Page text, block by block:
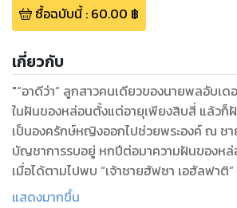
ซื้อฉบับนี้: 60.00 ฿
เกี่ยวกับ
"“อาดีว่า” ลูกสาวคนเดียวของนายพลอับเด
ในฝันของหล่อนตั้งแต่อายุเพียงสิบสี่ แล้วก็
เป็นองครักษ์หญิงออกไปช่วยพระองค์ ณ ช
บัญชาการรบอยู่ หกปีต่อมาความฝันของหล่
เมื่อได้ตามไปพบ “เจ้าชายฮัฟซา เอฮัลฟาติ”
ดีว่ารู้สึกหวั่นไหวได้อย่างไม่น่าเชื่อ...และรู้สึก
แสดงมากขึ้น